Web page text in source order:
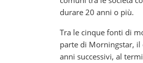
durare 20 anni o più.
Tra le cinque fonti di
parte di Morningstar, il
anni successivi, al